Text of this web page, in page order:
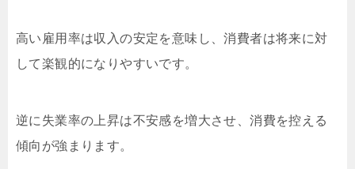
高い雇用率は収入の安定を意味し、消費者は将来に対
して楽観的になりやすいです。
逆に失業率の上昇は不安感を増大させ、消費を控える
傾向が強まります。